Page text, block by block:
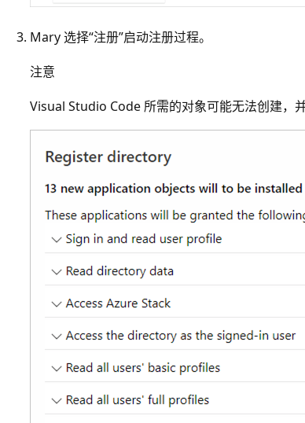
Mary 选择“注册”启动注册过程。
注意
Visual Studio Code 所需的对象可能无法创建，